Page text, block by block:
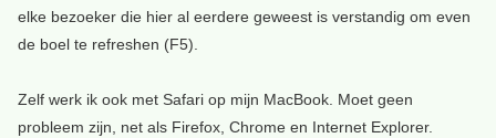
elke bezoeker die hier al eerdere geweest is verstandig om even
de boel te refreshen (F5).
Zelf werk ik ook met Safari op mijn MacBook. Moet geen
probleem zijn, net als Firefox, Chrome en Internet Explorer.